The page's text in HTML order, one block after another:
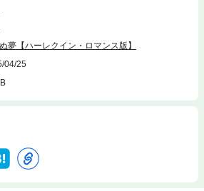
――。■契約結婚の条件に反して、あまりに魅
ーレンスが得意とする、傲慢でセクシーな
のもどかしい恋物語をどうぞご堪能くださ
・ロマンスから既に配信されている作品とな
ご注意ください。
夢【ハーレクイン・ロマンス版】
04/25